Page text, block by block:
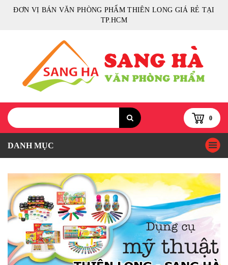
ĐƠN VỊ BÁN VĂN PHÒNG PHẨM THIÊN LONG GIÁ RẺ TẠI
TP.HCM
0
DANH MỤC